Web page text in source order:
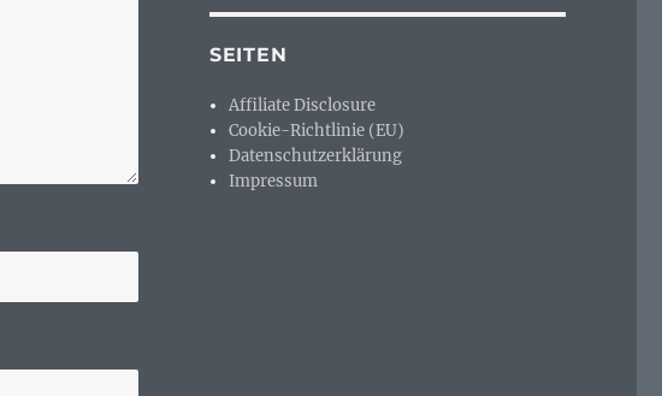
SEITEN
Affiliate Disclosure
Cookie-Richtlinie (EU)
Datenschutzerklärung
Impressum